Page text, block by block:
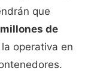
que
de
operativa en